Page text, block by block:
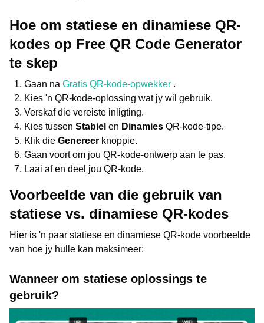
Hoe om statiese en dinamiese QR-
kodes op Free QR Code Generator
te skep
Gaan na Gratis QR-kode-opwekker .
Kies 'n QR-kode-oplossing wat jy wil gebruik.
Verskaf die vereiste inligting.
Kies tussen Stabiel en Dinamies QR-kode-tipe.
Klik die Genereer knoppie.
Gaan voort om jou QR-kode-ontwerp aan te pas.
Laai af en deel jou QR-kode.
Voorbeelde van die gebruik van
statiese vs. dinamiese QR-kodes
Hier is 'n paar statiese en dinamiese QR-kode voorbeelde
van hoe jy hulle kan maksimeer:
Wanneer om statiese oplossings te
gebruik?